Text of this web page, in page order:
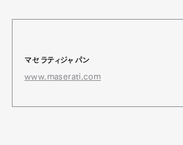
マセラティジャパン
www.maserati.com